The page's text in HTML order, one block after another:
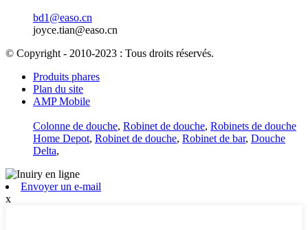
bd1@easo.cn
joyce.tian@easo.cn
© Copyright - 2010-2023 : Tous droits réservés.
Produits phares
Plan du site
AMP Mobile
Colonne de douche, Robinet de douche, Robinets de douche
Home Depot, Robinet de douche, Robinet de bar, Douche
Delta,
Envoyer un e-mail
x